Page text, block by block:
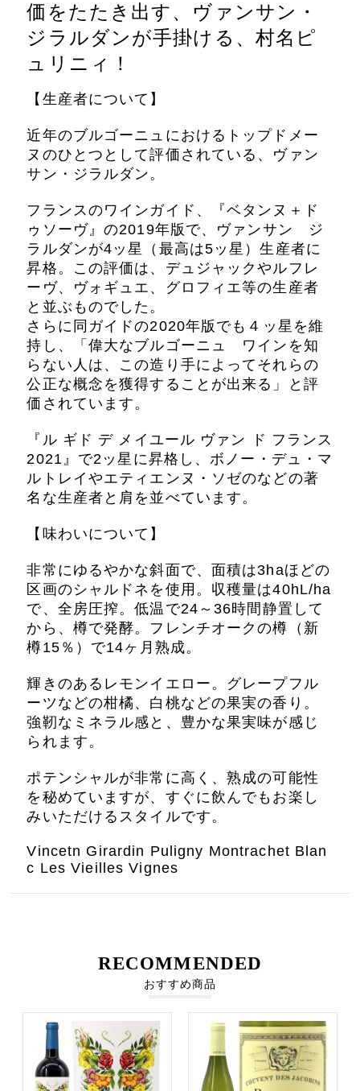
価をたたき出す、ヴァンサン・
ジラルダンが手掛ける、 村名ピ
ュリニィ！
【生産者について】
近年のブルゴーニュにおけるトップドメー
ヌのひとつとして評価されている、ヴァン
サン・ジラルダン。
フランスのワインガイド、『ベタンヌ＋ド
ゥソーヴ』の2019年版で、ヴァンサン ジ
ラルダンが4ッ星（最高は5ッ星）生産者に
昇格。この評価は、デュジャックやルフレ
ーヴ、ヴォギュエ、グロフィエ等の生産者
と並ぶものでした。
さらに同ガイドの2020年版でも４ッ星を維
持し、「偉大なブルゴーニュ ワインを知
らない人は、この造り手によってそれらの
公正な概念を獲得することが出来る」と評
価されています。
『ル ギド デ メイユール ヴァン ド フランス
2021』で2ッ星に昇格し、ボノー・デュ・マ
ルトレイやエティエンヌ・ソゼのなどの著
名な生産者と肩を並べています。
【味わいについて】
非常にゆるやかな斜面で、面積は3haほどの
区画のシャルドネを使用。収穫量は40hL/ha
で、全房圧搾。低温で24～36時間静置して
から、樽で発酵。フレンチオークの樽（新
樽15％）で14ヶ月熟成。
輝きのあるレモンイエロー。グレープフル
ーツなどの柑橘、白桃などの果実の香り。
強靭なミネラル感と、豊かな果実味が感じ
られます。
ポテンシャルが非常に高く、熟成の可能性
を秘めていますが、すぐに飲んでもお楽し
みいただけるスタイルです。
Vincetn Girardin Puligny Montrachet Blan
c Les Vieilles Vignes
RECOMMENDED
おすすめ商品